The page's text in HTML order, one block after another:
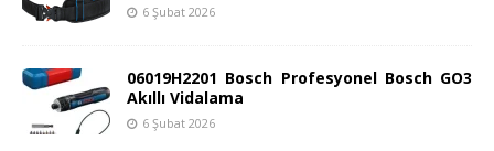
6 Şubat 2026
06019H2201 Bosch Profesyonel Bosch GO3
Akıllı Vidalama
6 Şubat 2026